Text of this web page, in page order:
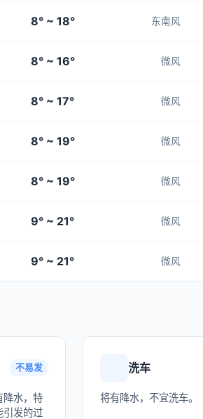
8° ~ 18° 东南风
8° ~ 16° 微风
8° ~ 17° 微风
8° ~ 19° 微风
8° ~ 19° 微风
9° ~ 21° 微风
9° ~ 21° 微风
不易发
降水，特
引发的过
洗车
将有降水，不宜洗车。